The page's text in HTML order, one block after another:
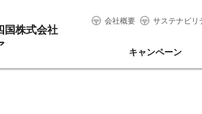
国株式会社
会社概要 サステナビリ
キャンペーン